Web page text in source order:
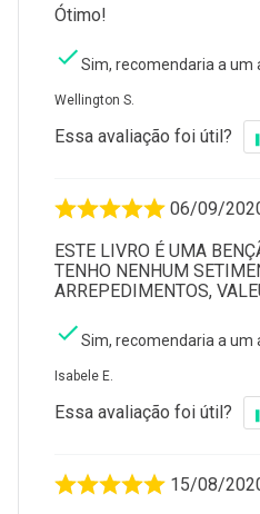
Ótimo!
Sim, recomendaria a um
Wellington S.
Essa avaliação foi útil?
06/09/
ESTE LIVRO É UMA
TENHO NENHUM
ARREPEDIMENTOS,
Sim, recomendaria a um
Isabele E.
Essa avaliação foi útil?
15/08/